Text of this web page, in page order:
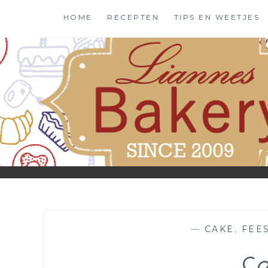
content
HOME RECEPTEN TIPS EN WEETJES
— CAKE ,